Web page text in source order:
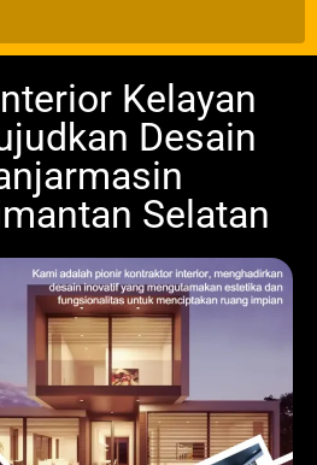
Kelayan
Desain
Selatan